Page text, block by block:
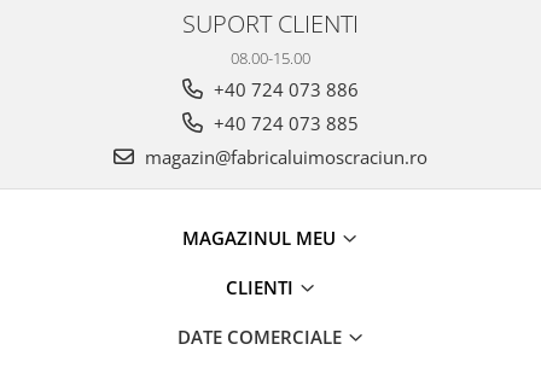
SUPORT CLIENTI
08.00-15.00
+40 724 073 886
+40 724 073 885
magazin@fabricaluimoscraciun.ro
MAGAZINUL MEU
CLIENTI
DATE COMERCIALE